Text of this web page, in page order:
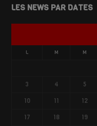
LES NEWS PAR DATES
L M M
3
4 5
10
11 12
17
18 19